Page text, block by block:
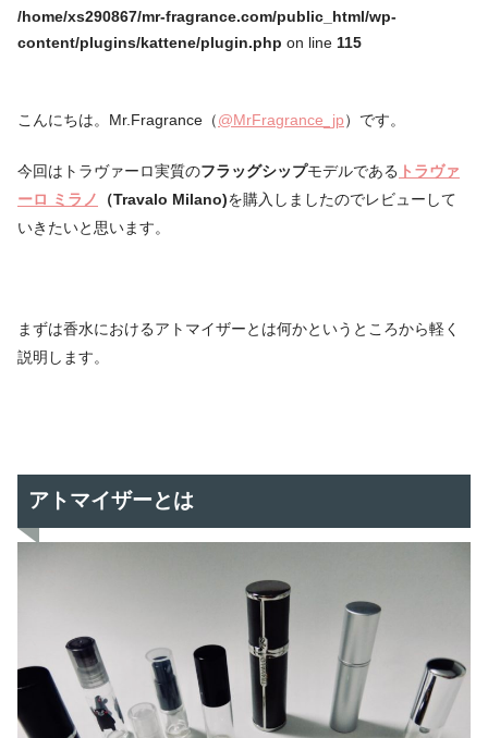
/home/xs290867/mr-fragrance.com/public_html/wp-
content/plugins/kattene/plugin.php on line 115
こんにちは。Mr.Fragrance（ @MrFragrance_jp ）です。
今回はトラヴァーロ実質のフラッグシップモデルである トラヴァ
ーロ ミラノ
（Travalo Milano)を購入しましたのでレビューして
いきたいと思います。
まずは香水におけるアトマイザーとは何かというところから軽く
説明します。
アトマイザーとは